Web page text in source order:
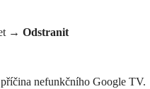
→ Odstranit
nefunkčního Google TV.